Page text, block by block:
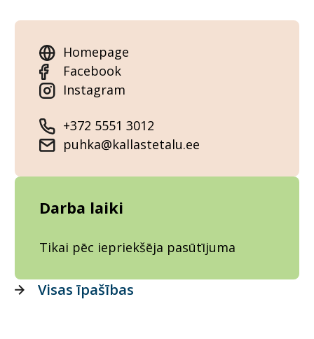
Homepage
Facebook
Instagram
+372 5551 3012
puhka@kallastetalu.ee
Darba laiki
Tikai pēc iepriekšēja pasūtījuma
Visas īpašības